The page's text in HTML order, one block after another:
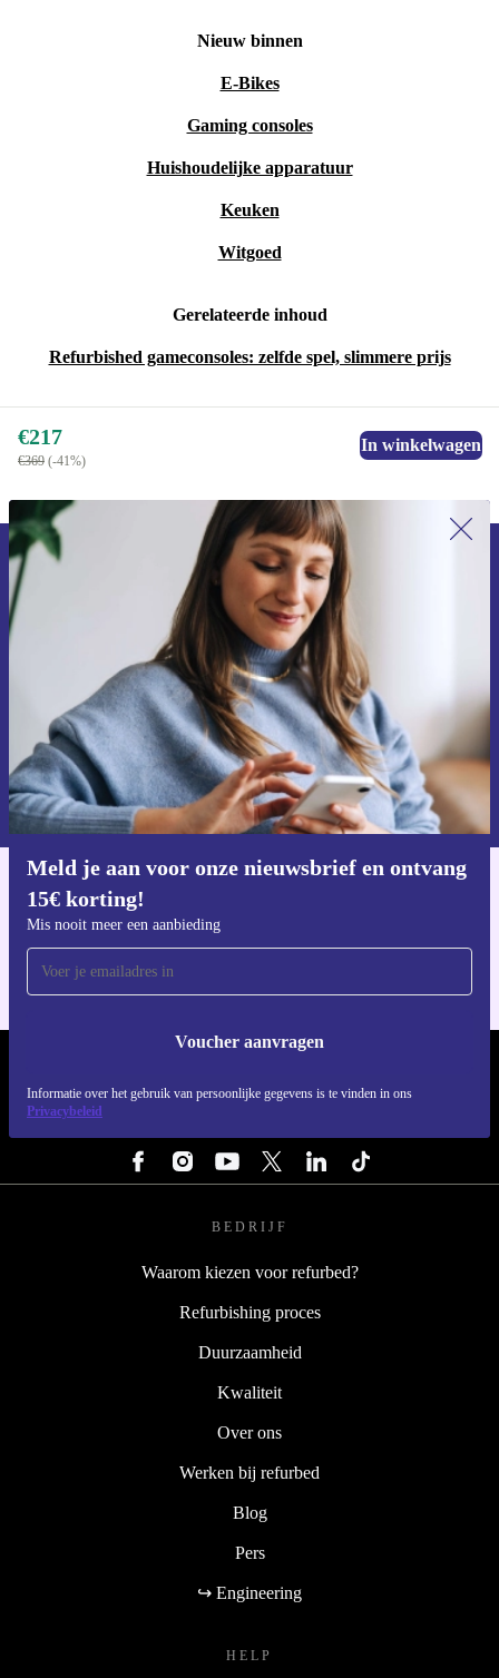
Nieuw binnen
E-Bikes
Gaming consoles
Huishoudelijke apparatuur
Keuken
Witgoed
Gerelateerde inhoud
Refurbished gameconsoles: zelfde spel, slimmere prijs
€217
€369 (-41%)
In winkelwagen
Meld je aan voor onze nieuwsbrief en ontvang
15€ korting!
Mis nooit meer een aanbieding
Voucher aanvragen
Informatie over het gebruik van persoonlijke gegevens is te vinden in ons
Privacybeleid
Meld je aan voor onze nieuwsbrief en
ontvang €15 korting!
Mis nooit meer een aanbieding.
Voucher aanvragen
Informatie over het gebruik van persoonsgegevens vind je in ons
privacybeleid.
Voor iOS en Android
BEDRIJF
Waarom kiezen voor refurbed?
Refurbishing proces
Duurzaamheid
Kwaliteit
Over ons
Werken bij refurbed
Blog
Pers
↪ Engineering
HELP